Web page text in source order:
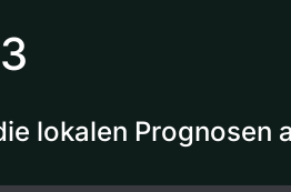
lokalen Prognosen